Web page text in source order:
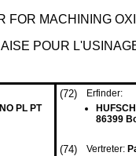
FOR MACHINING
POUR
PL PT
(72)
Erfinder:
86399
(74) Vertreter: